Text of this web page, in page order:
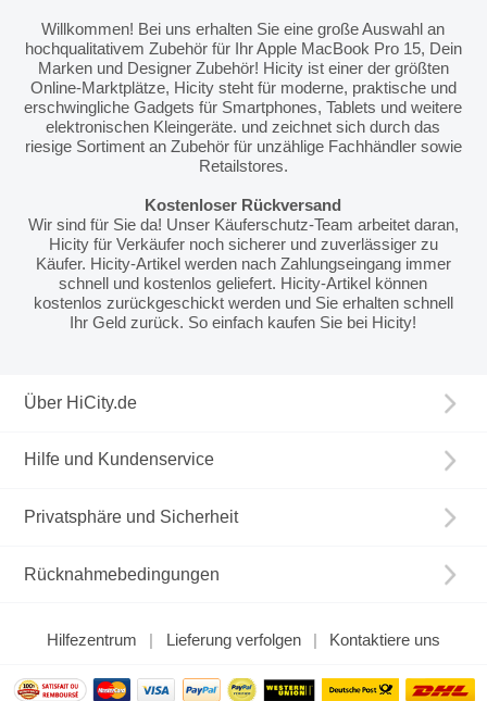
Willkommen! Bei uns erhalten Sie eine große Auswahl an
hochqualitativem Zubehör für Ihr Apple MacBook Pro 15, Dein
Marken und Designer Zubehör! Hicity ist einer der größten
Online-Marktplätze, Hicity steht für moderne, praktische und
erschwingliche Gadgets für Smartphones, Tablets und weitere
elektronischen Kleingeräte. und zeichnet sich durch das
riesige Sortiment an Zubehör für unzählige Fachhändler sowie
Retailstores.
Kostenloser Rückversand
Wir sind für Sie da! Unser Käuferschutz-Team arbeitet daran,
Hicity für Verkäufer noch sicherer und zuverlässiger zu
Käufer. Hicity-Artikel werden nach Zahlungseingang immer
schnell und kostenlos geliefert. Hicity-Artikel können
kostenlos zurückgeschickt werden und Sie erhalten schnell
Ihr Geld zurück. So einfach kaufen Sie bei Hicity!
Über HiCity.de
Hilfe und Kundenservice
Privatsphäre und Sicherheit
Rücknahmebedingungen
Hilfezentrum Lieferung verfolgen Kontaktiere uns